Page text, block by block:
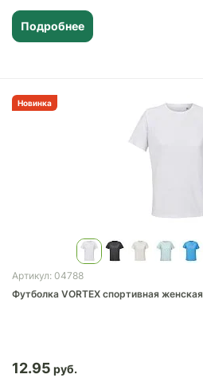
Подробнее
Новинка
Артикул: 04788
Футболка VORTEX спортивная женская
12.95